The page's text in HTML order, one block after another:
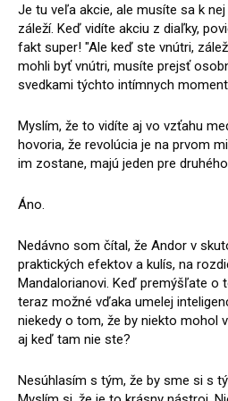
Je tu veľa akcie, ale musíte sa k
záleží. Keď vidíte akciu z diaľky,
fakt super! "Ale keď ste vnútri,
mohli byť vnútri, musíte prejsť
svedkami týchto intímnych
Myslím, že to vidíte aj vo vzťahu
hovoria, že revolúcia je na prvom
im zostane, majú jeden pre druhého.
Áno.
Nedávno som čítal, že Andor v
praktických efektov a kulís, na
Mandalorianovi. Keď premýšľate o
teraz možné vďaka umelej
niekedy o tom, že by niekto mohol
aj keď tam nie ste?
Nesúhlasím s tým, že by sme si s